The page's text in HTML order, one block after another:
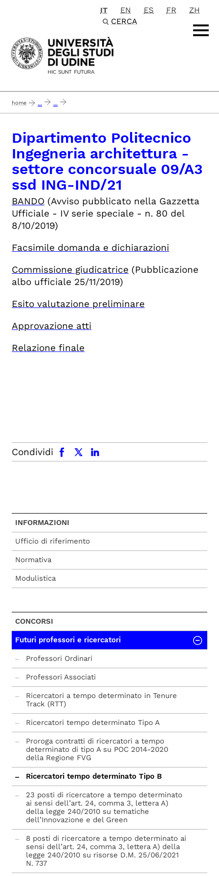
Passa al contenuto principale
IT EN ES FR
ZH
CERCA
home ... ...
Dipartimento Politecnico
Ingegneria architettura -
settore concorsuale 09/A3
ssd ING-IND/21
BANDO (Avviso pubblicato nella Gazzetta
Ufficiale - IV serie speciale - n. 80 del
8/10/2019)
Facsimile domanda e dichiarazioni
Commissione giudicatrice (Pubblicazione
albo ufficiale 25/11/2019)
Esito valutazione preliminare
Approvazione atti
Relazione finale
Condividi
facebook x.com linkedin
INFORMAZIONI
Ufficio di riferimento
Normativa
Modulistica
CONCORSI
Futuri professori e ricercatori
Professori Ordinari
Professori Associati
Ricercatori a tempo determinato in Tenure
Track (RTT)
Ricercatori tempo determinato Tipo A
Proroga contratti di ricercatori a tempo
determinato di tipo A su POC 2014-2020
della Regione FVG
Ricercatori tempo determinato Tipo B
23 posti di ricercatore a tempo determinato
ai sensi dell’art. 24, comma 3, lettera A)
della legge 240/2010 su tematiche
dell’Innovazione e del Green
8 posti di ricercatore a tempo determinato ai
sensi dell’art. 24, comma 3, lettera A) della
legge 240/2010 su risorse D.M. 25/06/2021
N. 737